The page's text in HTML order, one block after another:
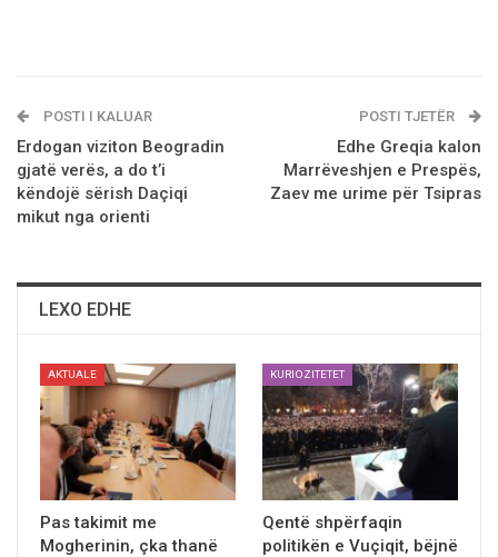
POSTI I KALUAR
Erdogan viziton Beogradin
gjatë verës, a do t’i
këndojë sërish Daçiqi
mikut nga orienti
POSTI TJETËR
Edhe Greqia kalon
Marrëveshjen e Prespës,
Zaev me urime për Tsipras
LEXO EDHE
AKTUALE
Pas takimit me
Mogherinin, çka thanё
KURIOZITETET
Qentë shpërfaqin
politikën e Vuçiqit, bëjnë